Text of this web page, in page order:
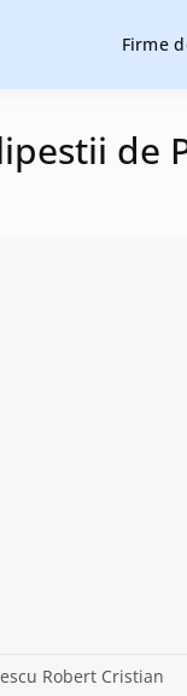
alarmare și Firme
de
Robert Cristian